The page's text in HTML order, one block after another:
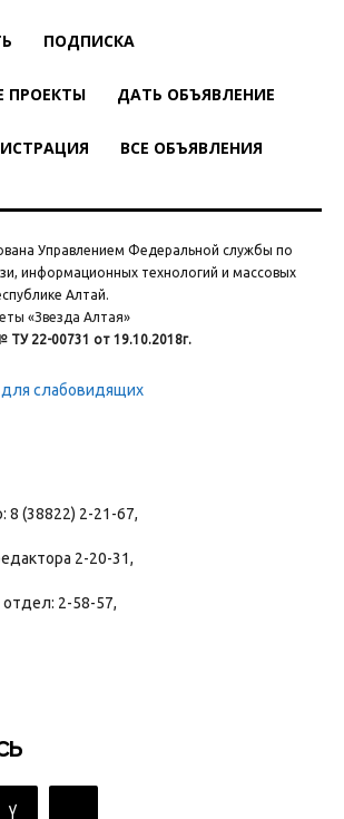
ПОДПИСКА
ПРОЕКТЫ ДАТЬ ОБЪЯВЛЕНИЕ
ВСЕ ОБЪЯВЛЕНИЯ
Управлением Федеральной службы по
информационных технологий и массовых
Алтай.
«Звезда Алтая»
ТУ 22-00731 от 19.10.2018г.
слабовидящих
8 (38822) 2-21-67,
2-20-31,
2-58-57,